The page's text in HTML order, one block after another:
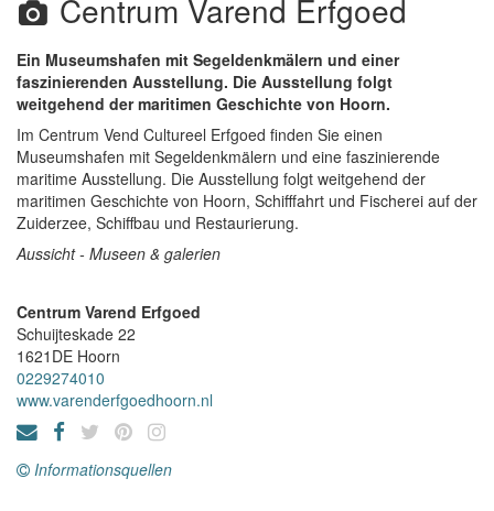
Centrum Varend Erfgoed
Ein Museumshafen mit Segeldenkmälern und einer
faszinierenden Ausstellung. Die Ausstellung folgt
weitgehend der maritimen Geschichte von Hoorn.
Im Centrum Vend Cultureel Erfgoed finden Sie einen
Museumshafen mit Segeldenkmälern und eine faszinierende
maritime Ausstellung. Die Ausstellung folgt weitgehend der
maritimen Geschichte von Hoorn, Schifffahrt und Fischerei auf der
Zuiderzee, Schiffbau und Restaurierung.
Aussicht - Museen & galerien
Centrum Varend Erfgoed
Schuijteskade 22
1621DE Hoorn
0229274010
www.varenderfgoedhoorn.nl
Informationsquellen